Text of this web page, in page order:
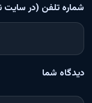
شماره تلفن (در سایت
دیدگاه شما